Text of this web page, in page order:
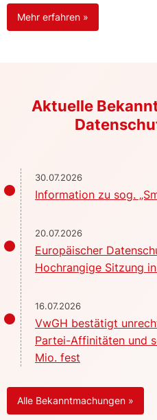
Mehr erfahren »
Aktuelle
30.07.2026
Information zu sog.
20.07.2026
Europäischer
Hochrangige Sitzung
16.07.2026
VwGH bestätigt
Partei-Affinitäten und
Mio. fest
Alle Bekanntmachungen »